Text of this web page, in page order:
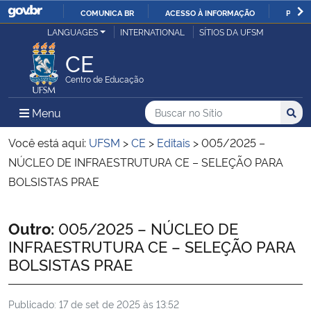
IR
COMUNICA BR ACESSO À INFORMAÇÃO
Ministério da Justiça e Segurança Pública
Ministério da Defesa
Ministério das Relações Exteriores
Ministério da Economia
Ministério da Agricultura, Pecuária e Abastecimento
Ministério da Educação
LANGUAGES INTERNATIONAL SÍTIOS DA UFSM
CE
Centro de Educação
Menu Menu Principal do Sítio
Busca
Buscar no no Sítio
Busca:
Você está aqui: UFSM >CE > Editais >005/2025 –
NÚCLEO DE INFRAESTRUTURA CE – SELEÇÃO PARA
BOLSISTAS PRAE
Início do conteúdo
Outro: 005/2025 – NÚCLEO DE
INFRAESTRUTURA CE – SELEÇÃO PARA
BOLSISTAS PRAE
Publicado: 17 de set de 2025 às 13:52